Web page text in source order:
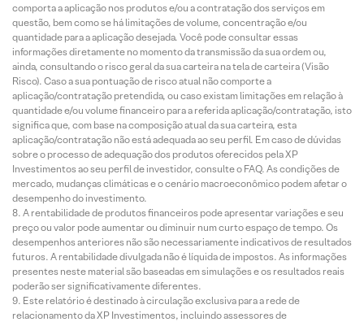
comporta a aplicação nos produtos e/ou a contratação dos serviços em
questão, bem como se há limitações de volume, concentração e/ou
quantidade para a aplicação desejada. Você pode consultar essas
informações diretamente no momento da transmissão da sua ordem ou,
ainda, consultando o risco geral da sua carteira na tela de carteira (Visão
Risco). Caso a sua pontuação de risco atual não comporte a
aplicação/contratação pretendida, ou caso existam limitações em relação à
quantidade e/ou volume financeiro para a referida aplicação/contratação, isto
significa que, com base na composição atual da sua carteira, esta
aplicação/contratação não está adequada ao seu perfil. Em caso de dúvidas
sobre o processo de adequação dos produtos oferecidos pela XP
Investimentos ao seu perfil de investidor, consulte o FAQ. As condições de
mercado, mudanças climáticas e o cenário macroeconômico podem afetar o
desempenho do investimento.
A rentabilidade de produtos financeiros pode apresentar variações e seu
preço ou valor pode aumentar ou diminuir num curto espaço de tempo. Os
desempenhos anteriores não são necessariamente indicativos de resultados
futuros. A rentabilidade divulgada não é líquida de impostos. As informações
presentes neste material são baseadas em simulações e os resultados reais
poderão ser significativamente diferentes.
Este relatório é destinado à circulação exclusiva para a rede de
relacionamento da XP Investimentos, incluindo assessores de